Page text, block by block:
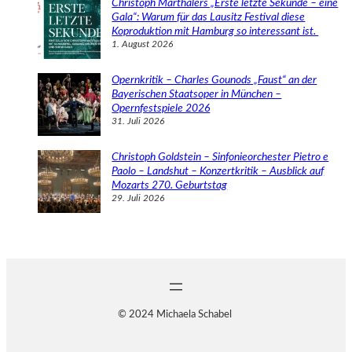
Christoph Marthalers „Erste letzte Sekunde – eine
Gala“: Warum für das Lausitz Festival diese
Koproduktion mit Hamburg so interessant ist.
1. August 2026
Opernkritik – Charles Gounods „Faust“ an der
Bayerischen Staatsoper in München –
Opernfestspiele 2026
31. Juli 2026
Christoph Goldstein – Sinfonieorchester Pietro e
Paolo – Landshut – Konzertkritik – Ausblick auf
Mozarts 270. Geburtstag
29. Juli 2026
© 2024 Michaela Schabel